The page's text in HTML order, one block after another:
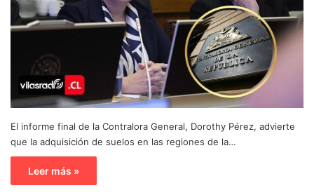
El informe final de la Contralora General, Dorothy Pérez, advierte
que la adquisición de suelos en las regiones de la…
Leer más »